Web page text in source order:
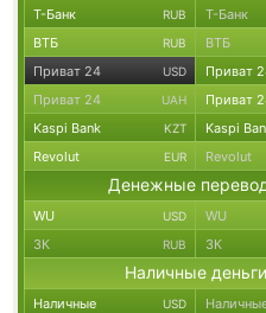
Т-Банк RUB Т-Банк
ВТБ RUB ВТБ
Приват 24 USD Приват
Приват 24 UAH Приват
Kaspi Bank KZT Kaspi
Revolut EUR Revolut
Денежные
WU USD WU
ЗК RUB ЗК
Наличные деньги
Наличные USD